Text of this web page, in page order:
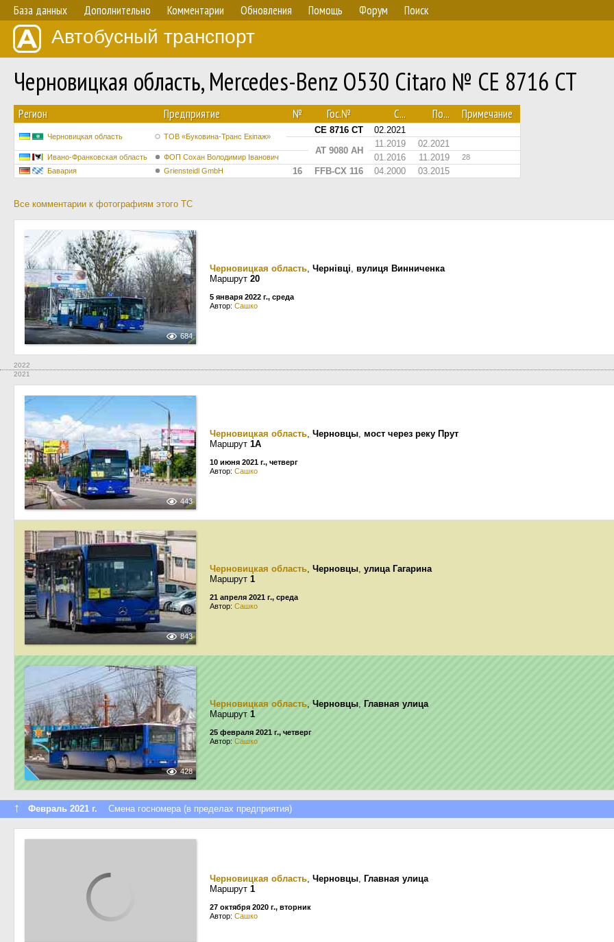
База данных Дополнительно Комментарии Обновления Помощь Форум Поиск
Автобусный транспорт
Черновицкая область, Mercedes-Benz O530 Citaro № CE 8716 CT
Регион Предприятие № Гос.№ С... По... Примечание
Черновицкая область ТОВ «Буковина-Транс Екіпаж»
CE 8716 CT
02.2021
AT 9080 AH
11.2019 02.2021
Ивано-Франковская область ФОП Сохан Володимир Іванович 01.2016 11.2019
28
Бавария
Griensteidl GmbH 16 FFB-CX 116 04.2000 03.2015
Все комментарии к фотографиям этого ТС
684
Черновицкая область, Чернівці, вулиця Винниченка
Маршрут 20
5 января 2022 г., среда
Автор: Сашко
2022
2021
443
Черновицкая область, Черновцы, мост через реку Прут
Маршрут 1А
10 июня 2021 г., четверг
Автор: Сашко
843
Черновицкая область, Черновцы, улица Гагарина
Маршрут 1
21 апреля 2021 г., среда
Автор: Сашко
428
Черновицкая область, Черновцы, Главная улица
Маршрут 1
25 февраля 2021 г., четверг
Автор: Сашко
↑ Февраль 2021 г. Смена госномера (в пределах предприятия)
Черновицкая область, Черновцы, Главная улица
Маршрут 1
27 октября 2020 г., вторник
Автор: Сашко